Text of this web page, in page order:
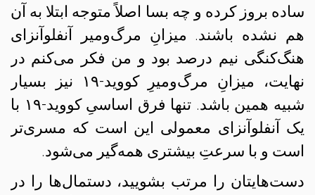
ساده بروز کرده و چه بسا اصلاً متوجه ابتلا به آن
هم نشده باشند. میزانِ مرگ‌و‌میر آنفلوآنزای
هنگ‌کنگی نیم درصد بود و من فکر می‌کنم در
نهایت، میزانِ مرگ‌و‌میرِ کووید-۱۹ نیز بسیار
شبیه همین باشد. تنها فرق اساسیِ کووید-۱۹ با
یک آنفلوآنزای معمولی این است که مسری‌تر
است و با سرعتِ بیشتری همه‌گیر می‌شود.
دست‌هایتان را مرتب بشویید، دستما‌ل‌ها را در